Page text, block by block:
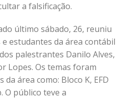
a falsificação.
último sábado, 26, reuniu
estudantes da área contábil
palestrantes Danilo Alves,
Lopes. Os temas foram
área como: Bloco K, EFD
O público teve a